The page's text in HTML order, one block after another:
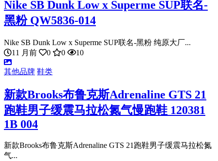
Nike SB Dunk Low x Superme SUP联名-
黑粉 QW5836-014
Nike SB Dunk Low x Superme SUP联名-黑粉 纯原大厂...
11 月前
0 0 10
其他品牌 鞋类
新款Brooks布鲁克斯Adrenaline GTS 21
跑鞋男子缓震马拉松氮气慢跑鞋 120381
1B 004
新款Brooks布鲁克斯Adrenaline GTS 21跑鞋男子缓震马拉松氮
气...